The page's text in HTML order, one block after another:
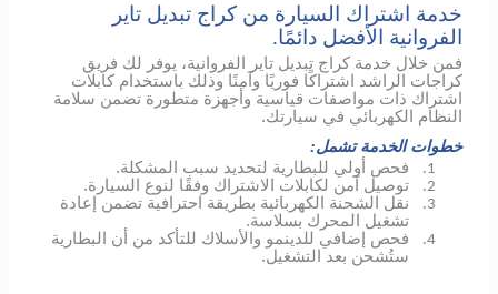
خدمة اشتراك السيارة من كراج تبديل تاير
الفروانية الأفضل دائمًا.
فمن خلال خدمة كراج تبديل تاير الفروانية، يوفر لك فريق
كراجات الراشد اشتراكًا فوريًا وآمنًا وذلك باستخدام كابلات
اشتراك ذات مواصفات قياسية وأجهزة متطورة تضمن سلامة
النظام الكهربائي في سيارتك.
خطوات الخدمة تشمل:
1. فحص أولي للبطارية لتحديد سبب المشكلة.
2. توصيل آمن لكابلات الاشتراك وفقًا لنوع السيارة.
3.
نقل الشحنة الكهربائية بطريقة احترافية تضمن إعادة
تشغيل المحرك بسلاسة.
4. فحص إضافي للدينمو والأسلاك للتأكد من أن البطارية
ستُشحن بعد التشغيل.